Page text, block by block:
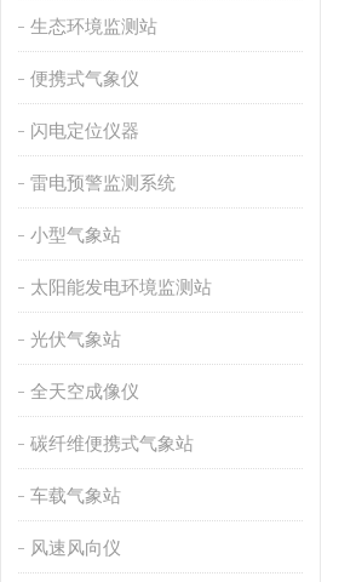
生态环境监测站
便携式气象仪
闪电定位仪器
雷电预警监测系统
小型气象站
太阳能发电环境监测站
光伏气象站
全天空成像仪
碳纤维便携式气象站
车载气象站
风速风向仪